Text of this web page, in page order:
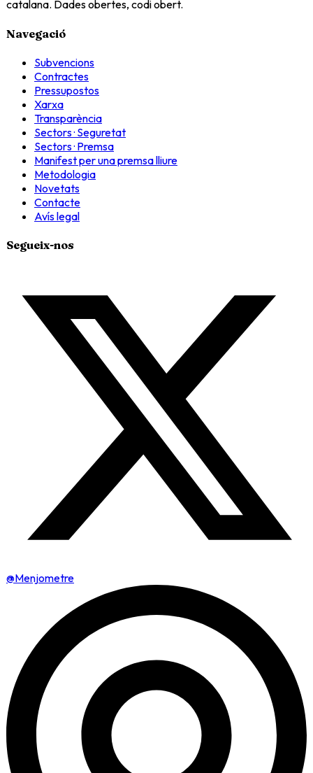
catalana. Dades obertes, codi obert.
Navegació
Subvencions
Contractes
Pressupostos
Xarxa
Transparència
Sectors · Seguretat
Sectors · Premsa
Manifest per una premsa lliure
Metodologia
Novetats
Contacte
Avís legal
Segueix-nos
@Menjometre